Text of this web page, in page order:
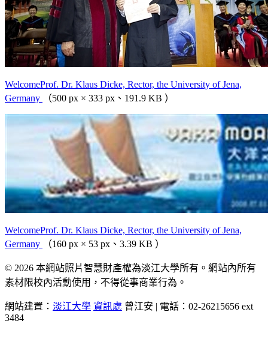
WelcomeProf. Dr. Klaus Dicke, Rector, the University of Jena,
Germany
（500 px × 333 px、191.9 KB ）
WelcomeProf. Dr. Klaus Dicke, Rector, the University of Jena,
Germany
（160 px × 53 px、3.39 KB ）
© 2026 本網站照片智慧財產權為淡江大學所有。網站內所有
素材限校內活動使用，不得從事商業行為。
網站建置： 淡江大學 資訊處 曾江安 | 電話：02-26215656 ext
3484